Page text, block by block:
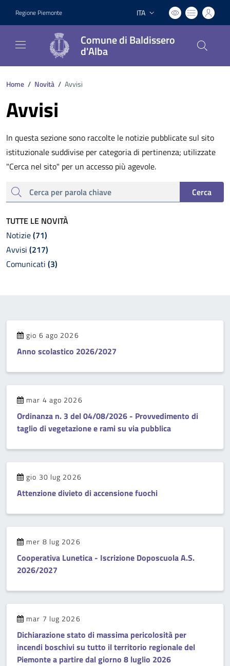
Regione Piemonte Lingua attiva:
ITA
Comune di Baldissero
d'Alba
Home / Novità / Avvisi
Avvisi
In questa sezione sono raccolte le notizie pubblicate sul sito
istituzionale suddivise per categoria di pertinenza; utilizzate
"Cerca nel sito" per un accesso più agevole.
cerca
Cerca
TUTTE LE NOVITÀ
Notizie(71)
Avvisi (217)
Comunicati (3)
gio 6 ago 2026
Anno scolastico 2026/2027
mar 4 ago 2026
Ordinanza n. 3 del 04/08/2026 - Provvedimento di
taglio di vegetazione e rami su via pubblica
gio 30 lug 2026
Attenzione divieto di accensione fuochi
mer 8 lug 2026
Cooperativa Lunetica - Iscrizione Doposcuola A.S.
2026/2027
mar 7 lug 2026
Dichiarazione stato di massima pericolosità per
incendi boschivi su tutto il territorio regionale del
Piemonte a partire dal giorno 8 luglio 2026